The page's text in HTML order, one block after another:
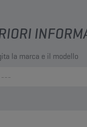
la marca e il modello